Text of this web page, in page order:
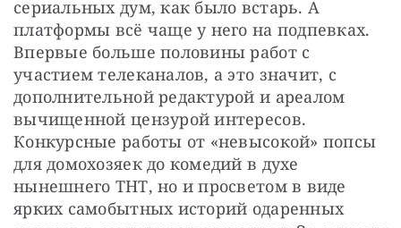
сериальных дум, как было встарь. А
платформы всё чаще у него на подпевках.
Впервые больше половины работ с
участием телеканалов, а это значит, с
дополнительной редактурой и ареалом
вычищенной цензурой интересов.
Конкурсные работы от «невысокой» попсы
для домохозяек до комедий в духе
нынешнего ТНТ, но и просветом в виде
ярких самобытных историй одаренных